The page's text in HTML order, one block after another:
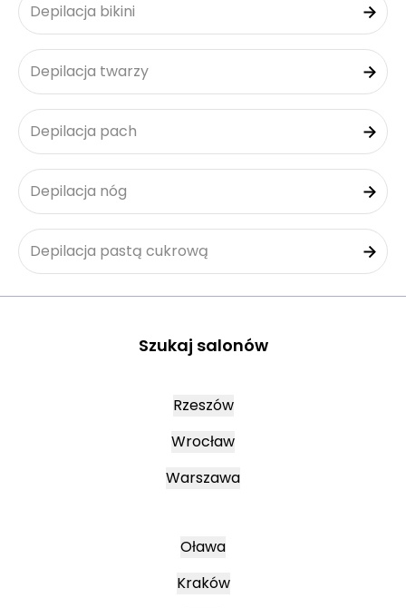
Depilacja bikini
Depilacja twarzy
Depilacja pach
Depilacja nóg
Depilacja pastą cukrową
Szukaj salonów
Rzeszów
Wrocław
Warszawa
Oława
Kraków